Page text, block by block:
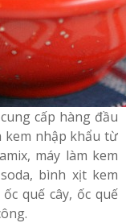
cấp hàng đầu
kem nhập khẩu từ
máy làm kem
bình xịt kem
quế cây, ốc quế